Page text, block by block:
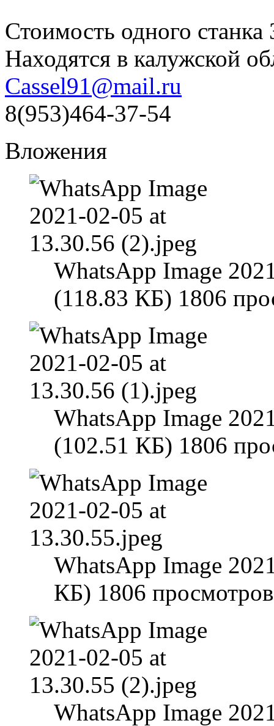
Стоимость одного станка
Находятся в калужской
Cassel91@mail.ru
8(953)464-37-54
Вложения
WhatsApp Image
(118.83 КБ) 1806
WhatsApp Image
(102.51 КБ) 1806
WhatsApp Image
КБ) 1806 просмотров
WhatsApp Image